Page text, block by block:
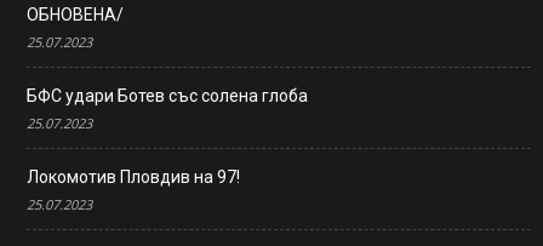
ОБНОВЕНА/
25.07.2023
БФС удари Ботев със солена глоба
25.07.2023
Локомотив Пловдив на 97!
25.07.2023